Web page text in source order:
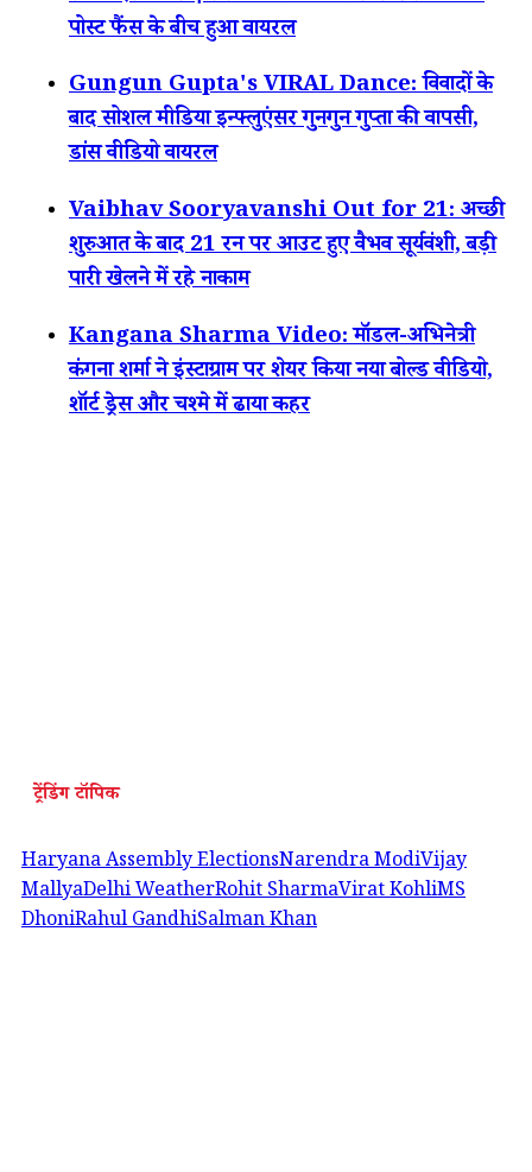
पोस्ट फैंस के बीच हुआ वायरल
Gungun Gupta's VIRAL Dance: विवादों के
बाद सोशल मीडिया इन्फ्लुएंसर गुनगुन गुप्ता की वापसी,
डांस वीडियो वायरल
Vaibhav Sooryavanshi Out for 21: अच्छी
शुरुआत के बाद 21 रन पर आउट हुए वैभव सूर्यवंशी, बड़ी
पारी खेलने में रहे नाकाम
Kangana Sharma Video: मॉडल-अभिनेत्री
कंगना शर्मा ने इंस्टाग्राम पर शेयर किया नया बोल्ड वीडियो,
शॉर्ट ड्रेस और चश्मे में ढाया कहर
ट्रेंडिंग टॉपिक
Haryana Assembly ElectionsNarendra ModiVijay
MallyaDelhi WeatherRohit SharmaVirat KohliMS
DhoniRahul GandhiSalman Khan